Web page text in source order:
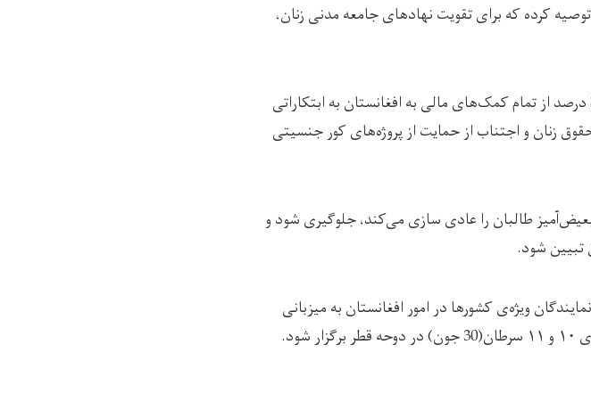
کرده که برای تقویت نهادهای جامعه مدنی زنان،
در گزارش تاکید شده که : «اطمینان حاصل شود که حداقل 30 درصد از تمام کمک‌های مالی به افغانستان به ابتکاراتی
زنان و اجتناب از حمایت از پروژه‌های کور جنسیتی
طالبان را عادی سازی می‌کند، جلوگیری شود و
تبیین شود.
ویژه‌ی کشورها در امور افغانستان به میزبانی